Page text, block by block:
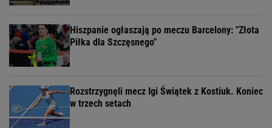
Hiszpanie ogłaszają po meczu Barcelony: "Złota
Piłka dla Szczęsnego"
Rozstrzygnęli mecz Igi Świątek z Kostiuk. Koniec
w trzech setach